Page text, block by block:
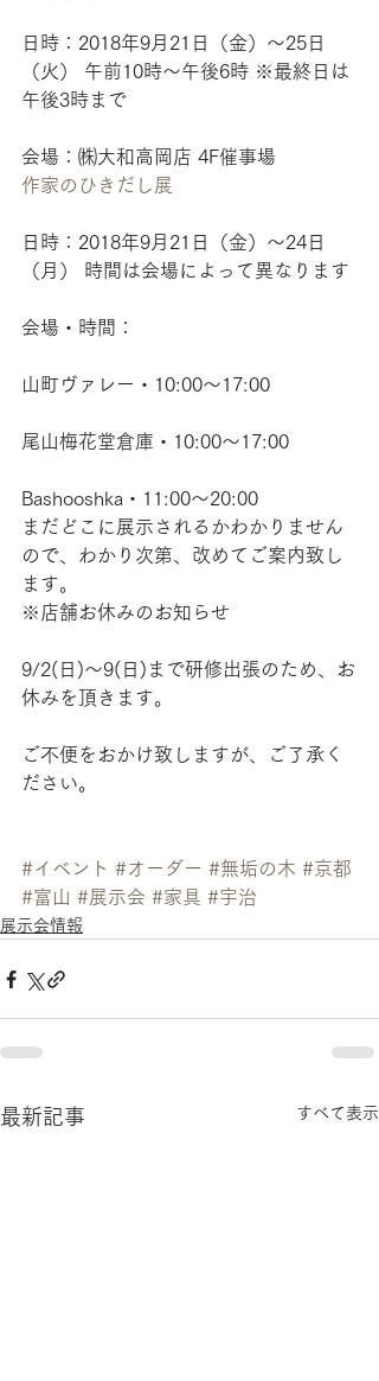
日時：2018年9月21日（金）～25日
（火） 午前10時～午後6時 ※最終日は
午後3時まで
会場：㈱大和高岡店 4F催事場
作家のひきだし展
日時：2018年9月21日（金）～24日
（月） 時間は会場によって異なります
会場・時間：
山町ヴァレー・10:00〜17:00
尾山梅花堂倉庫・10:00〜17:00
Bashooshka・11:00〜20:00
まだどこに展示されるかわかりません
ので、わかり次第、改めてご案内致し
ます。
※店舗お休みのお知らせ
9/2(日)〜9(日)まで研修出張のため、お
休みを頂きます。
ご不便をおかけ致しますが、ご了承く
ださい。
#イベント #オーダー #無垢の木 #京都
#富山 #展示会 #家具 #宇治
展示会情報
最新記事 すべて表示